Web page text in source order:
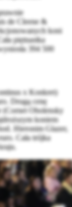
de Cleene &
koni
piętnastka
394 500
x Konkret)
Drugą cenę
(Cornet Obolensky
koniem
Hieronim Glazer,
Cała trójka